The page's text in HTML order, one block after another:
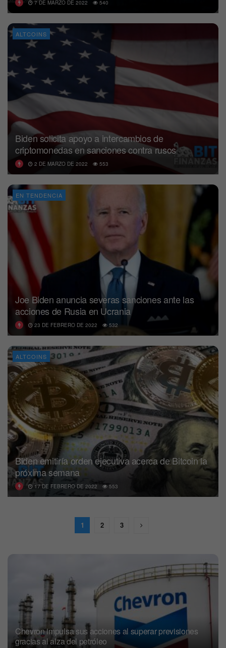
7 DE MARZO DE 2022 540
ALTCOINS
Biden solicita apoyo a intercambios de
criptomonedas en sanciones contra rusos
2 DE MARZO DE 2022 553
EN TENDENCIA
Joe Biden anuncia severas sanciones ante las
acciones de Rusia en Ucrania
23 DE FEBRERO DE 2022 532
ALTCOINS
Biden emitiría orden ejecutiva acerca de Bitcoin la
próxima semana
17 DE FEBRERO DE 2022 553
1 2 3
Chevron impulsa sus acciones al superar previsiones
gracias al alza del petróleo